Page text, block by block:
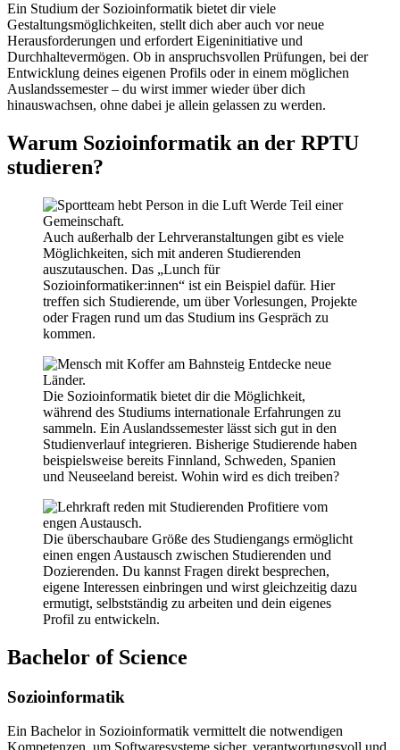
Ein Studium der Sozioinformatik bietet dir viele
Gestaltungsmöglichkeiten, stellt dich aber auch vor neue
Herausforderungen und erfordert Eigeninitiative und
Durchhaltevermögen. Ob in anspruchsvollen Prüfungen, bei der
Entwicklung deines eigenen Profils oder in einem möglichen
Auslandssemester – du wirst immer wieder über dich
hinauswachsen, ohne dabei je allein gelassen zu werden.
Warum Sozioinformatik an der RPTU
studieren?
Werde Teil einer
Gemeinschaft.
Auch außerhalb der Lehrveranstaltungen gibt es viele
Möglichkeiten, sich mit anderen Studierenden
auszutauschen. Das „Lunch für
Sozioinformatiker:innen“ ist ein Beispiel dafür. Hier
treffen sich Studierende, um über Vorlesungen, Projekte
oder Fragen rund um das Studium ins Gespräch zu
kommen.
Entdecke neue
Länder.
Die Sozioinformatik bietet dir die Möglichkeit,
während des Studiums internationale Erfahrungen zu
sammeln. Ein Auslandssemester lässt sich gut in den
Studienverlauf integrieren. Bisherige Studierende haben
beispielsweise bereits Finnland, Schweden, Spanien
und Neuseeland bereist. Wohin wird es dich treiben?
Profitiere vom
engen Austausch.
Die überschaubare Größe des Studiengangs ermöglicht
einen engen Austausch zwischen Studierenden und
Dozierenden. Du kannst Fragen direkt besprechen,
eigene Interessen einbringen und wirst gleichzeitig dazu
ermutigt, selbstständig zu arbeiten und dein eigenes
Profil zu entwickeln.
Bachelor of Science
Sozioinformatik
Ein Bachelor in Sozioinformatik vermittelt die notwendigen